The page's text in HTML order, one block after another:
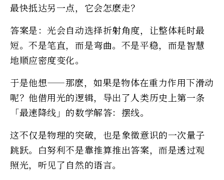
最快抵达另一点，它会怎麽走？
答案是：光会自动选择折射角度，让整体耗时最
短。不是笔直，而是弯曲。不是平稳，而是智慧
地顺应密度变化。
于是他想——那麽，如果是物体在重力作用下滑动
呢？他借用光的逻辑，导出了人类历史上第一条
「最速降线」的数学解答：摆线。
这不仅是物理的突破，也是象徵意识的一次量子
跳跃。白努利不是靠推算推出答案，而是透过观
照光，听见了自然的语言。